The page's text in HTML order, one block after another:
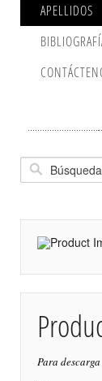
APELLIDOS
Para